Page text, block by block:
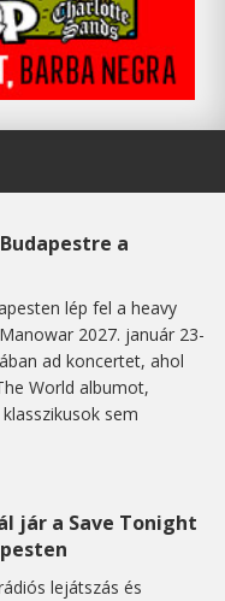
a
lép fel a heavy
2027. január 23-
ad koncertet, ahol
World albumot,
sem
jár a Save Tonight
lejátszás és